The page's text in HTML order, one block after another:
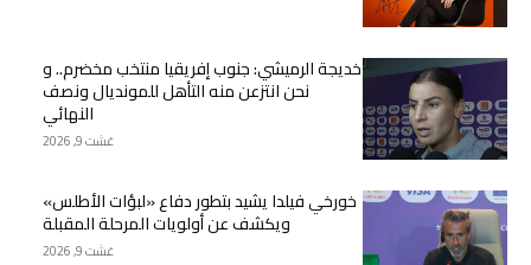
خديجة الرميشي: جنوب إفريقيا منتخب مخضرم.. و
نحن انتزعن منه التأهل للمونديال ونصف
النهائي
غشت 9, 2026
خورخي فيلدا يشيد بتطور دفاع «لبؤات الأطلس»
ويكشف عن أولويات المرحلة المقبلة
غشت 9, 2026